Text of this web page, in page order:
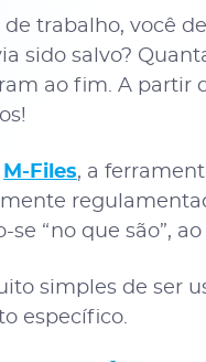
de trabalho, você
sido salvo?
ao fim. A
M-Files, a
“no que são”,
simples de ser
específico.